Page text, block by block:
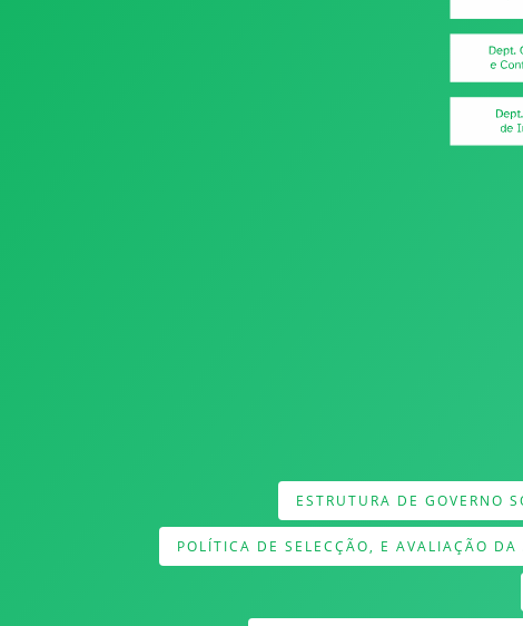
ESTRUTURA DE GOVERNO
POLÍTICA DE SELECÇÃO, E AVALIAÇÃO